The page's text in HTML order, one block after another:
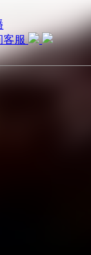
客服